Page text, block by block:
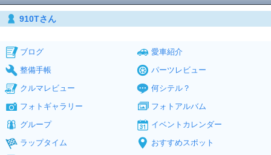
910Tさん
ブログ
愛車紹介
整備手帳
パーツレビュー
クルマレビュー
何シテル？
フォトギャラリー
フォトアルバム
グループ
イベントカレンダー
ラップタイム
おすすめスポット